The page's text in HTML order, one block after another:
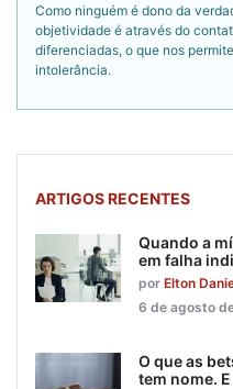
Como ninguém é dono da
objetividade é através do
diferenciadas, o que nos
intolerância.
ARTIGOS RECENTES
Quando a
em falha
por Elton
6 de agosto
O que as
tem nome.